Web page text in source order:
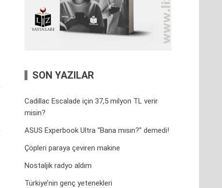
SON YAZILAR
Cadillac Escalade için 37,5 milyon TL verir
misin?
ASUS Experbook Ultra “Bana mısın?” demedi!
Çöpleri paraya çeviren makine
Nostaljik radyo aldım
Türkiye’nin genç yetenekleri